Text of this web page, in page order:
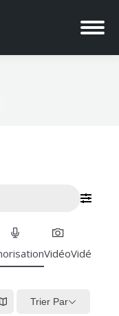
Vidéo
Trier Par